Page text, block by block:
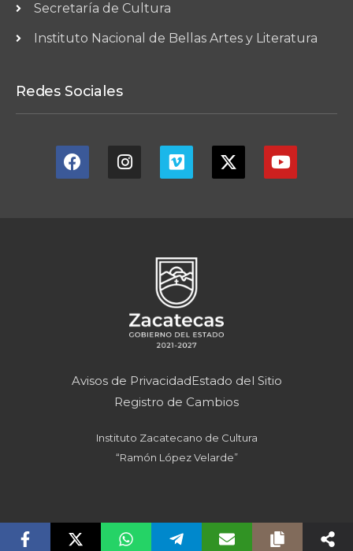
Secretaría de Cultura
Instituto Nacional de Bellas Artes y Literatura
Redes Sociales
Avisos de PrivacidadEstado del Sitio
Registro de Cambios
Instituto Zacatecano de Cultura
“Ramón López Velarde”